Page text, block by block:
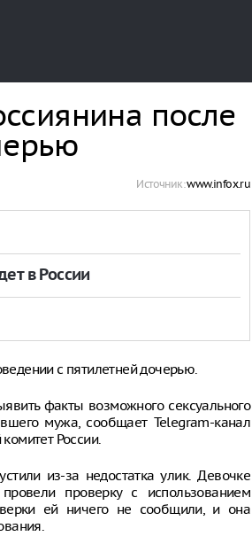
после
Источник:www.infox.ru
в России
с пятилетней дочерью.
факты возможного сексуального
мужа, сообщает Telegram-канал
России.
из-за недостатка улик. Девочке
проверку с использованием
ей ничего не сообщили, и она